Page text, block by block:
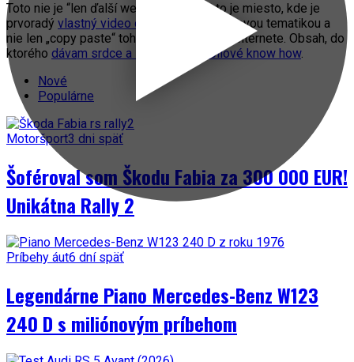
Toto nie je “len ďalší web o autách”. Toto je miesto, kde je
prvoradý vlastný video obsah
s automobilovou tematikou a
nie len „copy paste“ toho, čo práve fičí na internete. Obsah, do
ktorého dávam srdce a svoje automobilové know how.
Nové
Populárne
Motoršport3 dni späť
Šoféroval som Škodu Fabia za 300 000 EUR!
Unikátna Rally 2
Príbehy áut6 dní späť
Legendárne Piano Mercedes-Benz W123
240 D s miliónovým príbehom